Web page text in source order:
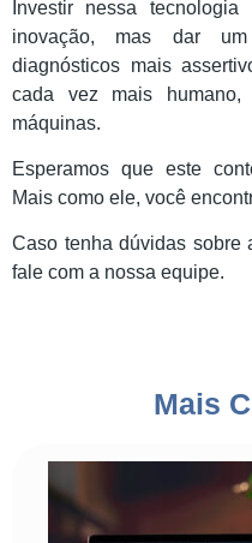
Investir nessa
inovação, mas dar
diagnósticos mais
cada vez mais humano,
máquinas.
Esperamos que este
Mais como ele, você
Caso tenha dúvidas sobre
fale com a nossa equipe.
Mais